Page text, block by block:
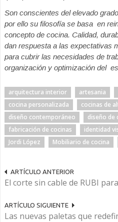
Son conscientes del elevado
por ello su filosofía se basa en
concepto de cocina. Calidad,
dan respuesta a las expectativas
para cubrir las necesidades de
organización y optimización del
arquitectura interior artesania
cocina personalizada
cocinas de
diseño contemporáneo
diseño de
fabricación de cocinas
identidad
Jordi López
Mobiliario de cocina
ARTÍCULO ANTERIOR
El corte sin cable de RUBI
ARTÍCULO SIGUIENTE
Las nuevas paletas que